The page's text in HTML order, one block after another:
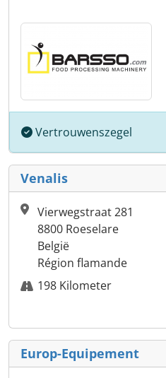
Vertrouwenszegel
Venalis
Vierwegstraat 281
8800 Roeselare
België
Région flamande
198 Kilometer
Europ-Equipement